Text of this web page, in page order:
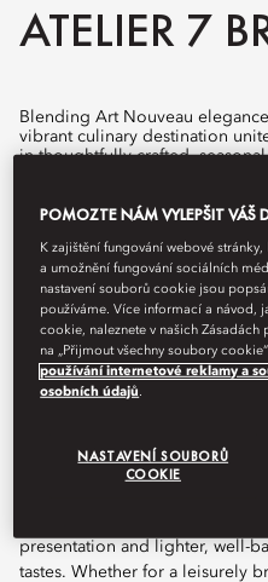
ATELIER 7
Blending Art Nouveau elegance with international cuisine, this
vibrant culinary destination
in thoughtfully crafted,
Book Table
Atelier 7 Brasserie offers
experience where casual
fish and seafood dishes,
Asian and Austrian influences
echoing Vienna’s rich cultural
presentation and lighter, well-
tastes. Whether for a leisurely
POMOZTE NÁM VYLEPŠIT VÁŠ
K zajištění fungování webové
a umožnění fungování sociálních
nastavení souborů cookie jsou
používáme. Více informací a návod,
cookie, naleznete v našich
na „Přijmout všechny soubory
používání internetové reklamy a
osobních údajů.
NASTAVENÍ SOUBORŮ
COOKIE